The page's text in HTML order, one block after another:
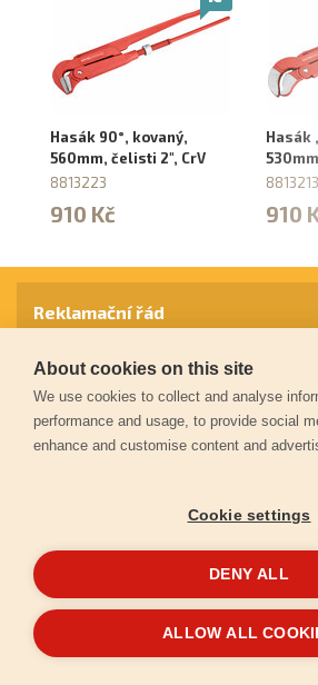
Hasák 90°, kovaný,
560mm, čelisti 2", CrV
8813223
910 Kč
Hasák
8813213
910
© 2026Extol.cz- Všechna
Reklamační řád
Záruční podmínky
Ochrana osobních údajů
VytvořiloFEO
About cookies on this site
We use cookies to collect and analyse
performance and usage, to provide social
enhance and customise content and
Cookie settings
DENY ALL
ALLOW ALL